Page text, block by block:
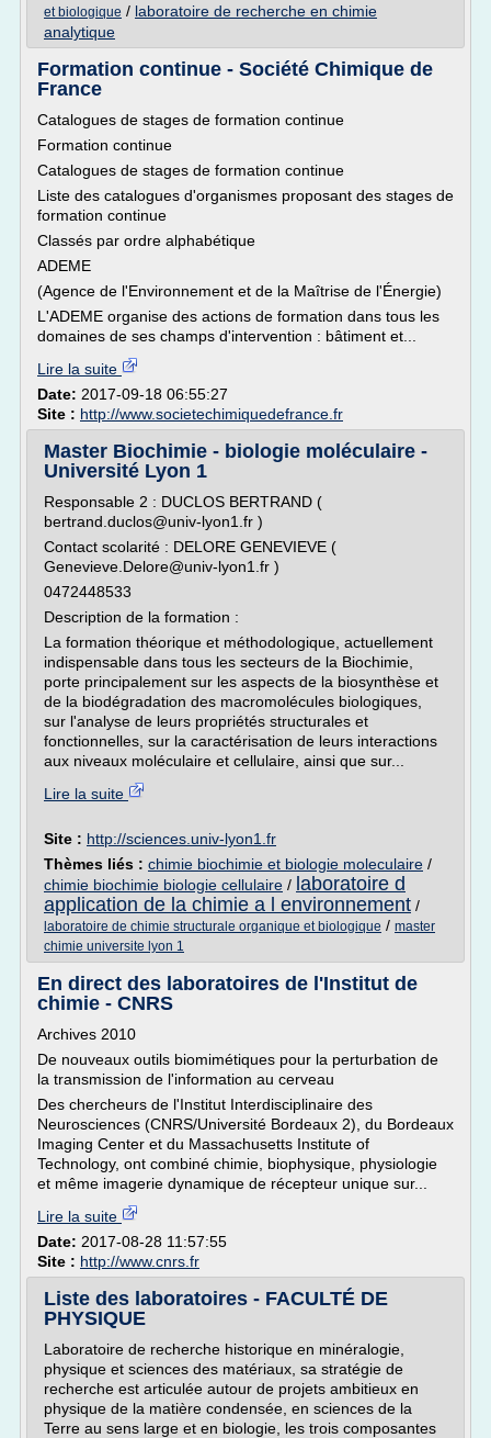
et biologique / laboratoire de recherche en chimie
analytique
Formation continue - Société Chimique de
France
Catalogues de stages de formation continue
Formation continue
Catalogues de stages de formation continue
Liste des catalogues d'organismes proposant des stages de
formation continue
Classés par ordre alphabétique
ADEME
(Agence de l'Environnement et de la Maîtrise de l'Énergie)
L'ADEME organise des actions de formation dans tous les
domaines de ses champs d'intervention : bâtiment et...
Lire la suite
Date: 2017-09-18 06:55:27
Site : http://www.societechimiquedefrance.fr
Master Biochimie - biologie moléculaire -
Université Lyon 1
Responsable 2 : DUCLOS BERTRAND (
bertrand.duclos@univ-lyon1.fr )
Contact scolarité : DELORE GENEVIEVE (
Genevieve.Delore@univ-lyon1.fr )
0472448533
Description de la formation :
La formation théorique et méthodologique, actuellement
indispensable dans tous les secteurs de la Biochimie,
porte principalement sur les aspects de la biosynthèse et
de la biodégradation des macromolécules biologiques,
sur l'analyse de leurs propriétés structurales et
fonctionnelles, sur la caractérisation de leurs interactions
aux niveaux moléculaire et cellulaire, ainsi que sur...
Lire la suite
Site : http://sciences.univ-lyon1.fr
Thèmes liés : chimie biochimie et biologie moleculaire /
chimie biochimie biologie cellulaire / laboratoire d
application de la chimie a l environnement /
laboratoire de chimie structurale organique et biologique / master
chimie universite lyon 1
En direct des laboratoires de l'Institut de
chimie - CNRS
Archives 2010
De nouveaux outils biomimétiques pour la perturbation de
la transmission de l'information au cerveau
Des chercheurs de l'Institut Interdisciplinaire des
Neurosciences (CNRS/Université Bordeaux 2), du Bordeaux
Imaging Center et du Massachusetts Institute of
Technology, ont combiné chimie, biophysique, physiologie
et même imagerie dynamique de récepteur unique sur...
Lire la suite
Date: 2017-08-28 11:57:55
Site : http://www.cnrs.fr
Liste des laboratoires - FACULTÉ DE
PHYSIQUE
Laboratoire de recherche historique en minéralogie,
physique et sciences des matériaux, sa stratégie de
recherche est articulée autour de projets ambitieux en
physique de la matière condensée, en sciences de la
Terre au sens large et en biologie, les trois composantes